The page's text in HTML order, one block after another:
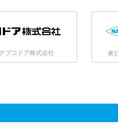
ブコドア株式会社 東